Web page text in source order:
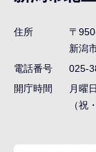
ビ
ゲ
シ
ョ
住所
〒
新潟
電話番号
025-
開庁時間
月曜
（祝